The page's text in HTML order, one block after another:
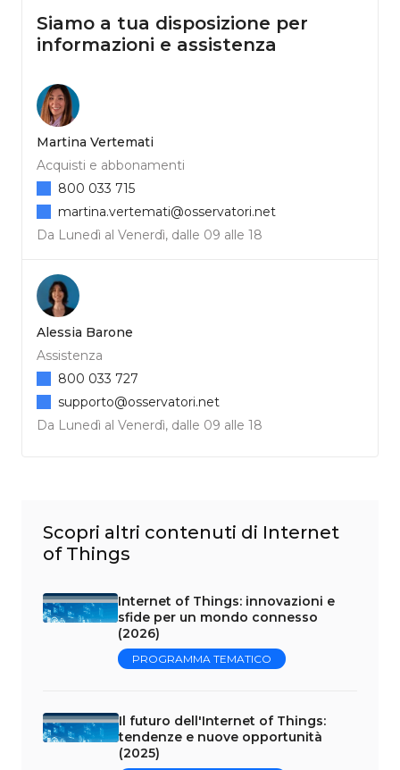
Siamo a tua disposizione per
informazioni e assistenza
Martina Vertemati
Acquisti e abbonamenti
Da Lunedì al Venerdì, dalle 09 alle 18
800 033 715
martina.vertemati@osservatori.net
Alessia Barone
Assistenza
Da Lunedì al Venerdì, dalle 09 alle 18
800 033 727
supporto@osservatori.net
Scopri altri contenuti di Internet
of Things
Internet of Things: innovazioni e
sfide per un mondo connesso
(2026)
PROGRAMMA TEMATICO
Il futuro dell'Internet of Things:
tendenze e nuove opportunità
(2025)